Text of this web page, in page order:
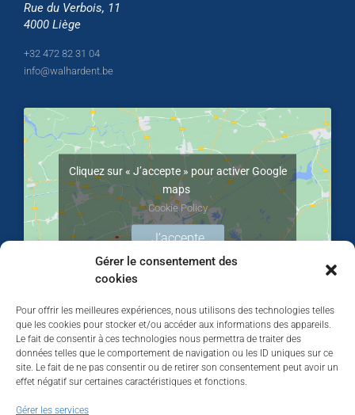
Gérer le consentement des
cookies
Pour offrir les meilleures expériences, nous utilisons des technologies telles
que les cookies pour stocker et/ou accéder aux informations des appareils.
Le fait de consentir à ces technologies nous permettra de traiter des
données telles que le comportement de navigation ou les ID uniques sur ce
site. Le fait de ne pas consentir ou de retirer son consentement peut avoir un
effet négatif sur certaines caractéristiques et fonctions.
Gérer les services
Rue du Verbois, 11
4000 Liège
+32 472 82 31 04
info@walhardent.be
Cliquez sur « J’accepte » pour activer Google
maps
Cookie Policy
J’accepte